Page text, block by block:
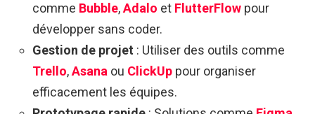
comme Bubble,Adalo et FlutterFlow pour
développer sans coder.
Gestion de projet : Utiliser des outils comme
Trello,Asana ou ClickUp pour organiser
efficacement les équipes.